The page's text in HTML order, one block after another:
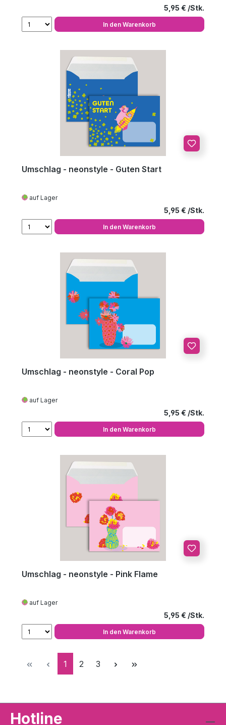
Regulärer
5,95 €
In den Warenkorb
Umschlag - neonstyle - Guten Start
auf Lager
Regulärer
5,95 €
In den Warenkorb
Umschlag - neonstyle - Coral Pop
auf Lager
Regulärer
5,95 €
In den Warenkorb
Umschlag - neonstyle - Pink Flame
auf Lager
Regulärer
5,95 €
In den Warenkorb
Seite
1 Seite
2 Seite
3
Hotline